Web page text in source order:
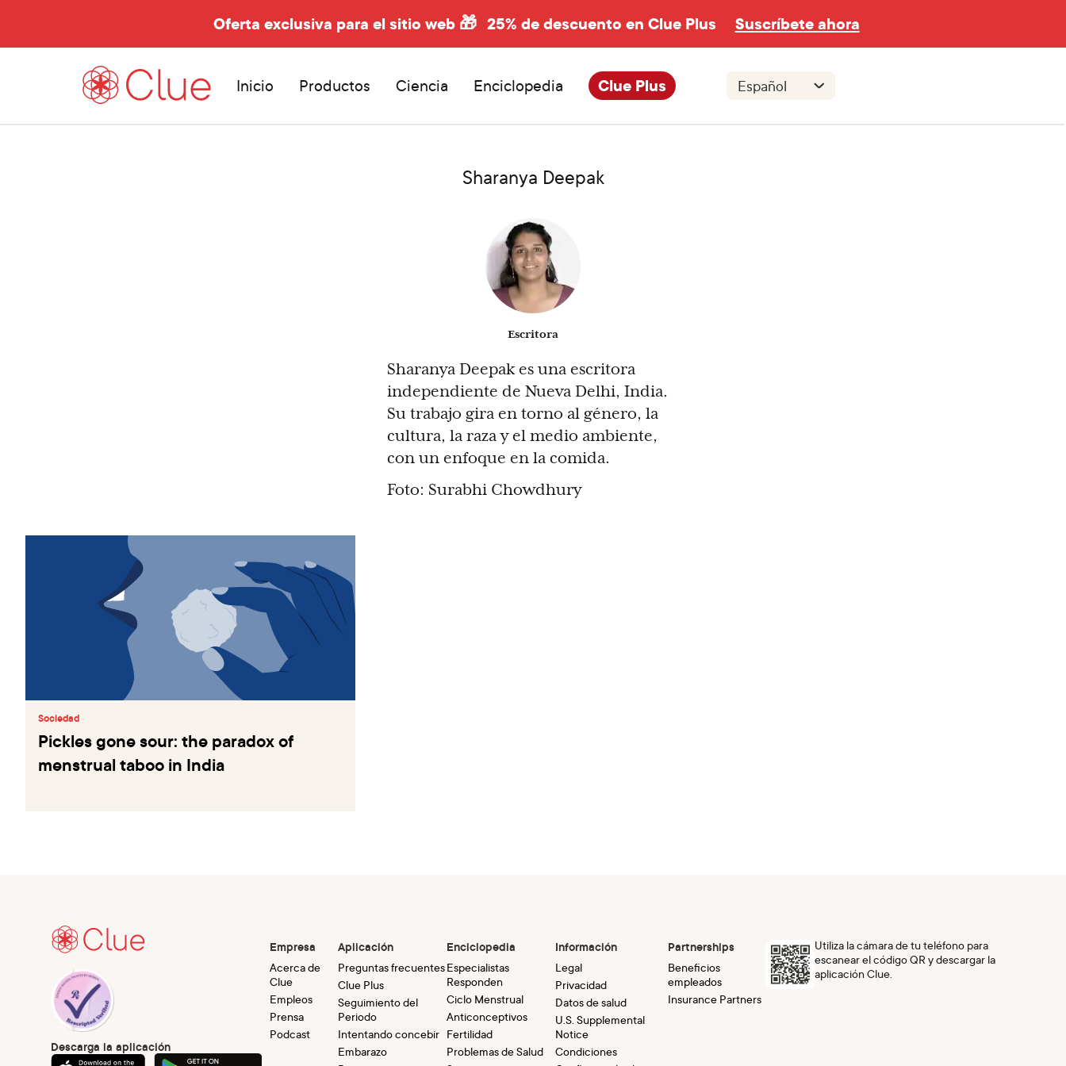
Oferta exclusiva para el sitio web 🎁 25% de descuento en Clue Plus Suscríbete ahora
Inicio Productos Ciencia Enciclopedia Clue Plus
Sharanya Deepak
Escritora
Sharanya Deepak es una escritora
independiente de Nueva Delhi, India.
Su trabajo gira en torno al género, la
cultura, la raza y el medio ambiente,
con un enfoque en la comida.
Foto: Surabhi Chowdhury
Sociedad
Pickles gone sour: the paradox of
menstrual taboo in India
Descarga la aplicación
Empresa
Acerca de
Clue
Empleos
Prensa
Podcast
Aplicación
Preguntas frecuentes
Clue Plus
Seguimiento del
Periodo
Intentando concebir
Embarazo
Enciclopedia
Especialistas
Responden
Ciclo Menstrual
Anticonceptivos
Fertilidad
Problemas de Salud
Información
Legal
Privacidad
Datos de salud
U.S. Supplemental
Notice
Condiciones
Partnerships
Beneficios
empleados
Insurance Partners
Utiliza la cámara de tu teléfono para
escanear el código QR y descargar la
aplicación Clue.